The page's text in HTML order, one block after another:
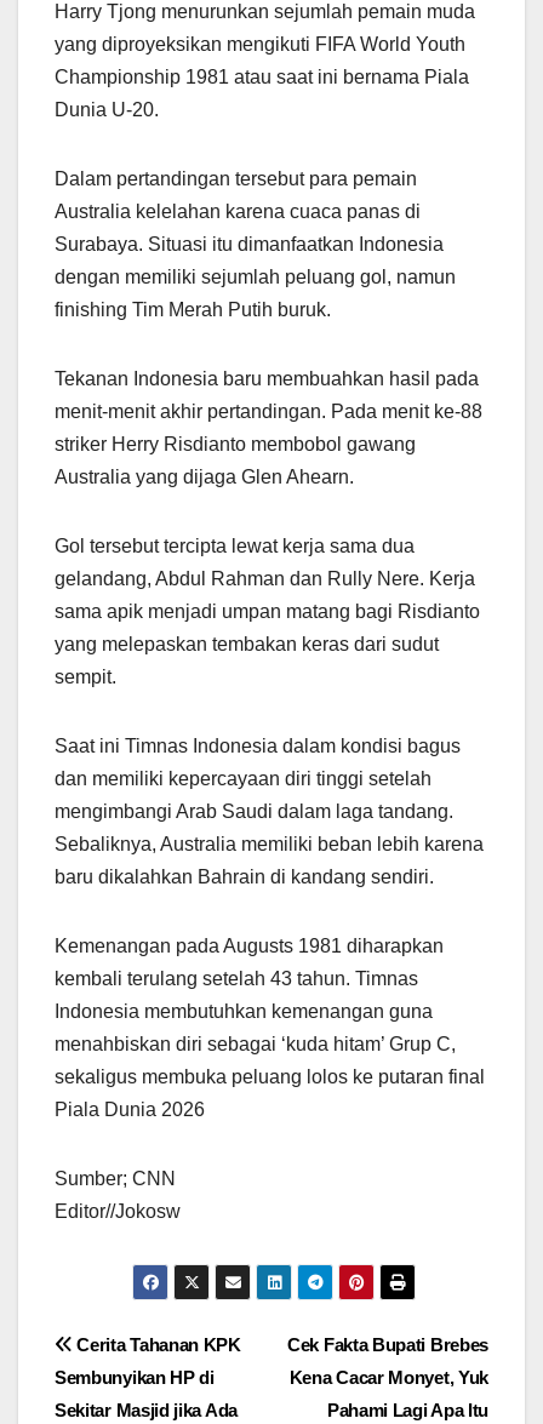
Harry Tjong menurunkan sejumlah pemain muda
yang diproyeksikan mengikuti FIFA World Youth
Championship 1981 atau saat ini bernama Piala
Dunia U-20.
Dalam pertandingan tersebut para pemain
Australia kelelahan karena cuaca panas di
Surabaya. Situasi itu dimanfaatkan Indonesia
dengan memiliki sejumlah peluang gol, namun
finishing Tim Merah Putih buruk.
Tekanan Indonesia baru membuahkan hasil pada
menit-menit akhir pertandingan. Pada menit ke-88
striker Herry Risdianto membobol gawang
Australia yang dijaga Glen Ahearn.
Gol tersebut tercipta lewat kerja sama dua
gelandang, Abdul Rahman dan Rully Nere. Kerja
sama apik menjadi umpan matang bagi Risdianto
yang melepaskan tembakan keras dari sudut
sempit.
Saat ini Timnas Indonesia dalam kondisi bagus
dan memiliki kepercayaan diri tinggi setelah
mengimbangi Arab Saudi dalam laga tandang.
Sebaliknya, Australia memiliki beban lebih karena
baru dikalahkan Bahrain di kandang sendiri.
Kemenangan pada Augusts 1981 diharapkan
kembali terulang setelah 43 tahun. Timnas
Indonesia membutuhkan kemenangan guna
menahbiskan diri sebagai ‘kuda hitam’ Grup C,
sekaligus membuka peluang lolos ke putaran final
Piala Dunia 2026
Sumber; CNN
Editor//Jokosw
Navigasi
pos
Cek Fakta Bupati Brebes
Kena Cacar Monyet, Yuk
Pahami Lagi Apa Itu
Cerita Tahanan KPK
Sembunyikan HP di
Sekitar Masjid jika Ada